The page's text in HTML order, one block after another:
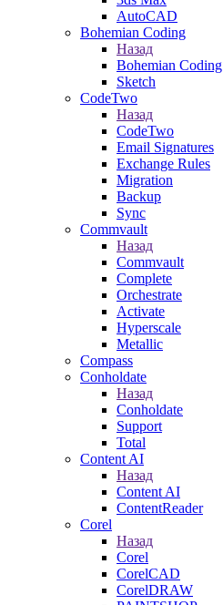
AutoCAD
Bohemian Coding
Назад
Bohemian Coding
Sketch
CodeTwo
Назад
CodeTwo
Email Signatures
Exchange Rules
Migration
Backup
Sync
Commvault
Назад
Commvault
Complete
Orchestrate
Activate
Hyperscale
Metallic
Compass
Conholdate
Назад
Conholdate
Support
Total
Content AI
Назад
Content AI
ContentReader
Corel
Назад
Corel
CorelCAD
CorelDRAW